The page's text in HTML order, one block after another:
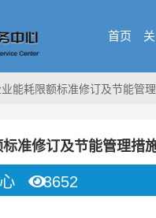
首页
能耗限额标准修订及节能管
准修订及节能管理措
3652